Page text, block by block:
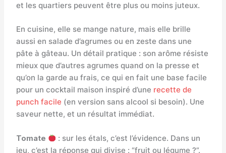
et les quartiers peuvent être plus ou moins juteux.
En cuisine, elle se mange nature, mais elle brille
aussi en salade d’agrumes ou en zeste dans une
pâte à gâteau. Un détail pratique : son arôme résiste
mieux que d’autres agrumes quand on la presse et
qu’on la garde au frais, ce qui en fait une base facile
pour un cocktail maison inspiré d’une recette de
punch facile (en version sans alcool si besoin). Une
saveur nette, et un résultat immédiat.
Tomate
: sur les étals, c’est l’évidence. Dans un
jeu, c’est la réponse qui divise : “fruit ou légume ?”.